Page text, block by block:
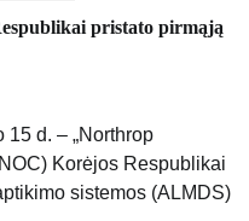
pristato pirmąją
15 d. – „Northrop
Korėjos Respublikai
sistemos (ALMDS)